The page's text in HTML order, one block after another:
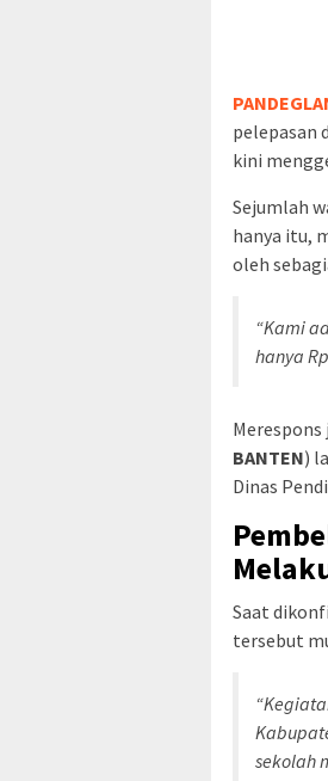
pelepasan
kini
Sejumlah
hanya itu,
oleh
“Kami
hanya
BANTEN)
Dinas
Saat
tersebut
sekolah